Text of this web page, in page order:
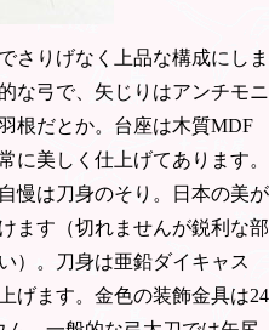
さりげなく上品な構成にしま
な弓で、矢じりはアンチモニ
根だとか。台座は木質MDF
に美しく仕上げてあります。
慢は刀身のそり。日本の美が
ます（切れませんが鋭利な部
）。刀身は亜鉛ダイキャス
げます。金色の装飾金具は24